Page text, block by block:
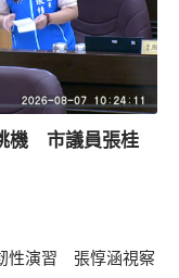
機 市議員張桂